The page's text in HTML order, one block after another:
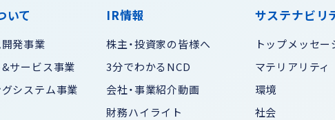
いて
発事業
サービス事業
システム事業
IR情報
株主・投資家の皆様へ
3分でわかるNCD
会社・事業紹介動画
財務ハイライト
サステナビリ
トップメッセー
マテリアリティ
環境
社会